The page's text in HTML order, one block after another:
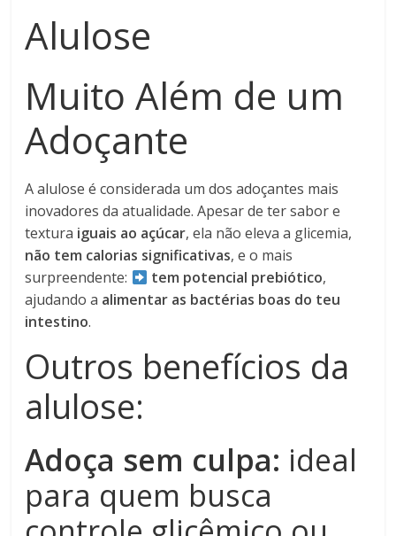
Alulose
Muito Além de um
Adoçante
A alulose é considerada um dos adoçantes mais
inovadores da atualidade. Apesar de ter sabor e
textura iguais ao açúcar, ela não eleva a glicemia,
não tem calorias significativas, e o mais
surpreendente:
tem potencial prebiótico,
ajudando a alimentar as bactérias boas do teu
intestino.
Outros benefícios da
alulose:
Adoça sem culpa: ideal
para quem busca